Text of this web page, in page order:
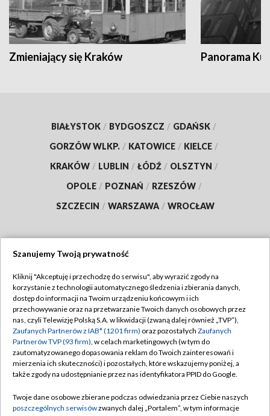
Zmieniający się Kraków Panorama
BIAŁYSTOK / BYDGOSZCZ / GDAŃSK /
GORZÓW WLKP. / KATOWICE / KIELCE /
KRAKÓW / LUBLIN / ŁÓDŹ / OLSZTYN /
OPOLE / POZNAŃ / RZESZÓW /
SZCZECIN / WARSZAWA / WROCŁAW
TVP
Abonament TVP
Emisja w TVP
Centrum informacji TVP
Naziemna Telewizja Cyfrowa
Rada Programowa
Regulamin TVP
Polityka prywatności
Moje zgody
Pomoc
Kontakt
Szanujemy Twoją prywatność
Kliknij "Akceptuję i przechodzę do serwisu", aby wyrazić zgody na
korzystanie z technologii automatycznego śledzenia i zbierania danych,
dostęp do informacji na Twoim urządzeniu końcowym i ich
przechowywanie oraz na przetwarzanie Twoich danych osobowych przez
nas, czyli Telewizję Polską S.A. w likwidacji (zwaną dalej również „TVP”),
Zaufanych Partnerów z IAB* (1201 firm) oraz pozostałych Zaufanych
Partnerów TVP (93 firm), w celach marketingowych (w tym do
zautomatyzowanego dopasowania reklam do Twoich zainteresowań i
mierzenia ich skuteczności) i pozostałych, które wskazujemy poniżej, a
także zgody na udostępnianie przez nas identyfikatora PPID do Google.
Twoje dane osobowe zbierane podczas odwiedzania przez Ciebie naszych
poszczególnych serwisówzwanych dalej „Portalem”, w tym informacje